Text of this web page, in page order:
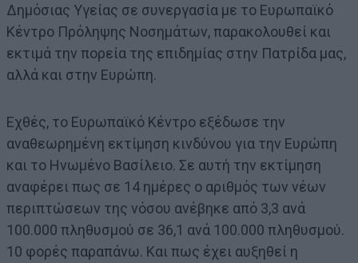
Δημόσιας Υγείας σε συνεργασία με το Ευρωπαϊκό
Κέντρο Πρόληψης Νοσημάτων, παρακολουθεί και
εκτιμά την πορεία της επιδημίας στην Πατρίδα μας,
αλλά και στην Ευρώπη.
Εχθές, το Ευρωπαϊκό Κέντρο εξέδωσε την
αναθεωρημένη εκτίμηση κινδύνου για την Ευρώπη
και το Ηνωμένο Βασίλειο. Σε αυτή την εκτίμηση
αναφέρει πως σε 14 ημέρες ο αριθμός των νέων
περιπτώσεων της νόσου ανέβηκε από 3,3 ανά
100.000 πληθυσμού σε 36,1 ανά 100.000 πληθυσμού.
10 φορές παραπάνω. Και πως έχει αυξηθεί η